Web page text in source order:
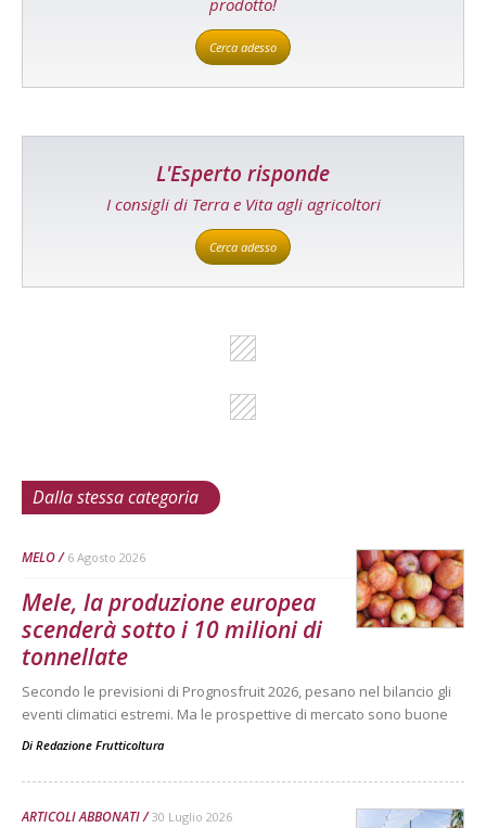
prodotto!
Cerca adesso
L'Esperto risponde
I consigli di Terra e Vita agli agricoltori
Cerca adesso
Dalla stessa categoria
MELO 6 Agosto 2026
Mele, la produzione europea
scenderà sotto i 10 milioni di
tonnellate
Secondo le previsioni di Prognosfruit 2026, pesano nel bilancio gli
eventi climatici estremi. Ma le prospettive di mercato sono buone
Di Redazione Frutticoltura
ARTICOLI ABBONATI 30 Luglio 2026